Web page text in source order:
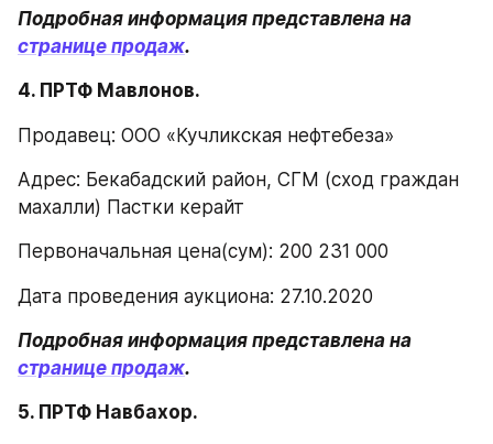
странице продаж.
4. ПРТФ Мавлонов.
Продавец: ООО «Кучликская нефтебеза»
Адрес: Бекабадский район, СГМ (сход граждан
махалли) Пастки керайт
Первоначальная цена(сум): 200 231 000
Дата проведения аукциона: 27.10.2020
странице продаж.
5. ПРТФ Навбахор.